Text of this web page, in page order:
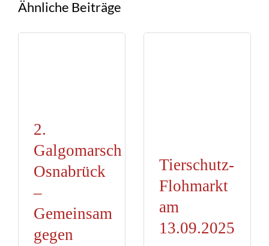
Ähnliche Beiträge
2.
Galgomarsch
Osnabrück
–
Gemeinsam
gegen
Tierschutz-
Flohmarkt
am
13.09.2025